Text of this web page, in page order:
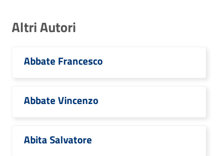
Altri Autori
Abbate Francesco
Abbate Vincenzo
Abita Salvatore